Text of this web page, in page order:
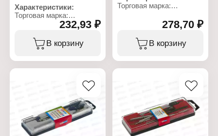
Характеристики:
Торговая марка:
Серия: Intensive
Тип товара: Бумага
Количество: 100 листов
Плотность: 80 г/м2
Непрозрачность, %: 92
232,93 ₽
В корзину
Торговая марка:
Артикул: 363199
Тип товара: Бумага
Назначение: писчая
Вид: газетная
Белизна, %: 60
278,70 ₽
В корзину